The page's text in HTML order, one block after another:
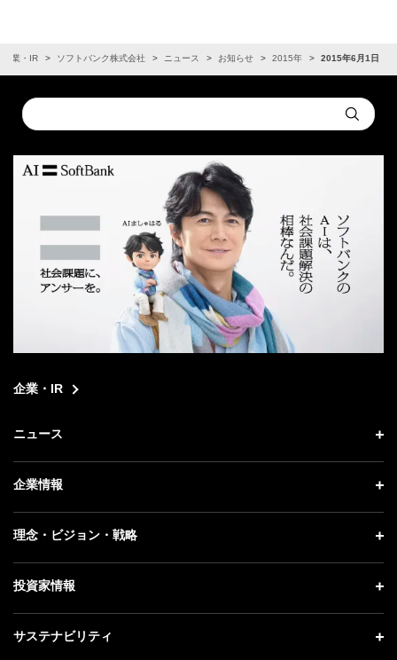
企業・IR ソフトバンク株式会社 ニュース お知らせ 2015年 2015年6月1日
Conduct
a
Submit
企業・IR
ニュース
ニュース トップ
プレスリリース
更新情報
企業情報
企業情報 トップ
社長メッセージ
事業紹介
理念・ビジョン・戦略
理念・ビジョン・戦略 トップ
成長戦略「Activate AI for Society」
投資家情報
投資家情報 トップ
サステナビリティ